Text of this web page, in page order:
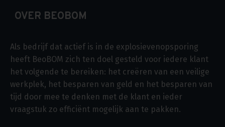
OVER BEOBOM
Als bedrijf dat actief is in de explosievenopsporing
heeft BeoBOM zich ten doel gesteld voor iedere klant
het volgende te bereiken: het creëren van een veilige
werkplek, het besparen van geld en het besparen van
tijd door mee te denken met de klant en ieder
vraagstuk zo efficiënt mogelijk aan te pakken.